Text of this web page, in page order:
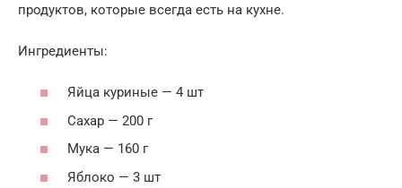
продуктов, которые всегда есть на кухне.
Ингредиенты:
Яйца куриные — 4 шт
Сахар — 200 г
Мука — 160 г
Яблоко — 3 шт